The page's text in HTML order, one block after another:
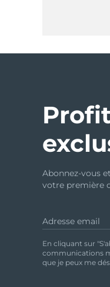
Abonnez-vous
votre première
Adresse email
En cliquant sur
communications
que je peux me